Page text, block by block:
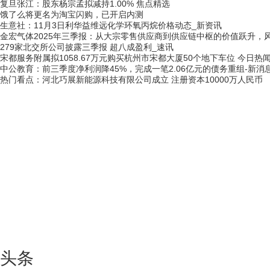
复旦张江：股东杨宗孟拟减持1.00% 焦点精选
饿了么将更名为淘宝闪购，已开启内测
生意社：11月3日利华益维远化学环氧丙烷价格动态_新资讯
金宏气体2025年三季报：从大宗零售供应商到供应链中枢的价值跃升，
279家北交所公司披露三季报 超八成盈利_速讯
宋都服务附属拟1058.67万元购买杭州市宋都大厦50个地下车位 今日热闻
中公教育：前三季度净利润降45%，完成一笔2.06亿元的债务重组-新消
热门看点：河北巧展新能源科技有限公司成立 注册资本10000万人民币
头条